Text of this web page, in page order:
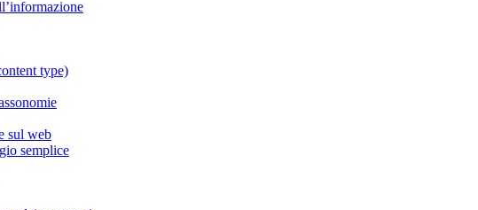
type)
sul web
semplice